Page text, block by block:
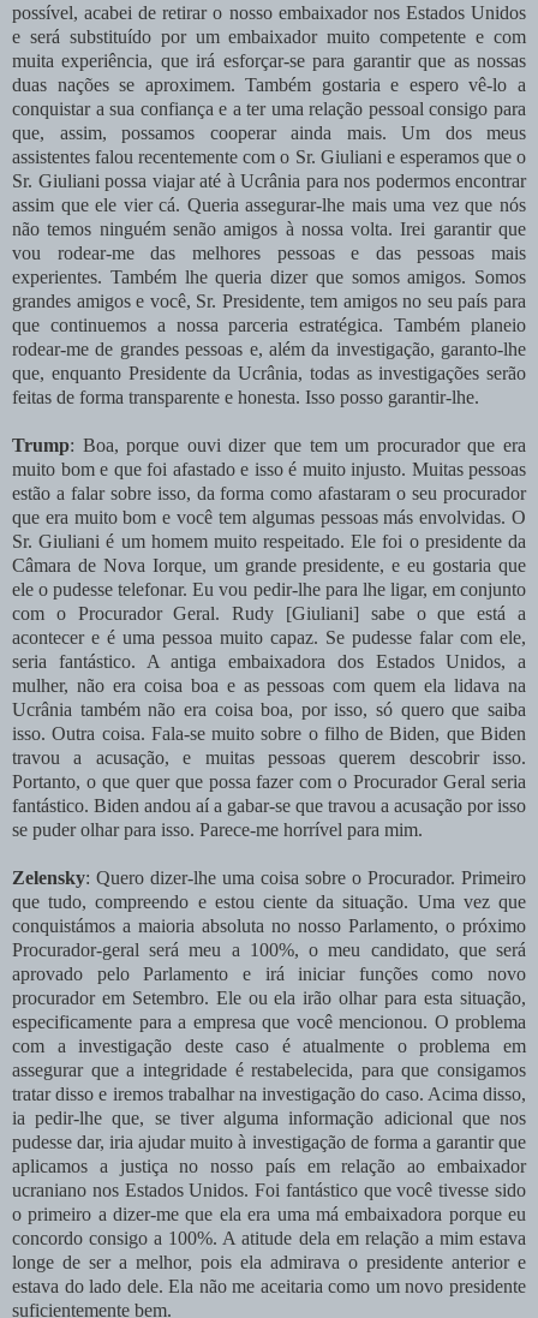
possível, acabei de retirar o nosso embaixador nos Estados Unidos
e será substituído por um embaixador muito competente e com
muita experiência, que irá esforçar-se para garantir que as nossas
duas nações se aproximem. Também gostaria e espero vê-lo a
conquistar a sua confiança e a ter uma relação pessoal consigo para
que, assim, possamos cooperar ainda mais. Um dos meus
assistentes falou recentemente com o Sr. Giuliani e esperamos que o
Sr. Giuliani possa viajar até à Ucrânia para nos podermos encontrar
assim que ele vier cá. Queria assegurar-lhe mais uma vez que nós
não temos ninguém senão amigos à nossa volta. Irei garantir que
vou rodear-me das melhores pessoas e das pessoas mais
experientes. Também lhe queria dizer que somos amigos. Somos
grandes amigos e você, Sr. Presidente, tem amigos no seu país para
que continuemos a nossa parceria estratégica. Também planeio
rodear-me de grandes pessoas e, além da investigação, garanto-lhe
que, enquanto Presidente da Ucrânia, todas as investigações serão
feitas de forma transparente e honesta. Isso posso garantir-lhe.
Trump: Boa, porque ouvi dizer que tem um procurador que era
muito bom e que foi afastado e isso é muito injusto. Muitas pessoas
estão a falar sobre isso, da forma como afastaram o seu procurador
que era muito bom e você tem algumas pessoas más envolvidas. O
Sr. Giuliani é um homem muito respeitado. Ele foi o presidente da
Câmara de Nova Iorque, um grande presidente, e eu gostaria que
ele o pudesse telefonar. Eu vou pedir-lhe para lhe ligar, em conjunto
com o Procurador Geral. Rudy [Giuliani] sabe o que está a
acontecer e é uma pessoa muito capaz. Se pudesse falar com ele,
seria fantástico. A antiga embaixadora dos Estados Unidos, a
mulher, não era coisa boa e as pessoas com quem ela lidava na
Ucrânia também não era coisa boa, por isso, só quero que saiba
isso. Outra coisa. Fala-se muito sobre o filho de Biden, que Biden
travou a acusação, e muitas pessoas querem descobrir isso.
Portanto, o que quer que possa fazer com o Procurador Geral seria
fantástico. Biden andou aí a gabar-se que travou a acusação por isso
se puder olhar para isso. Parece-me horrível para mim.
Zelensky: Quero dizer-lhe uma coisa sobre o Procurador. Primeiro
que tudo, compreendo e estou ciente da situação. Uma vez que
conquistámos a maioria absoluta no nosso Parlamento, o próximo
Procurador-geral será meu a 100%, o meu candidato, que será
aprovado pelo Parlamento e irá iniciar funções como novo
procurador em Setembro. Ele ou ela irão olhar para esta situação,
especificamente para a empresa que você mencionou. O problema
com a investigação deste caso é atualmente o problema em
assegurar que a integridade é restabelecida, para que consigamos
tratar disso e iremos trabalhar na investigação do caso. Acima disso,
ia pedir-lhe que, se tiver alguma informação adicional que nos
pudesse dar, iria ajudar muito à investigação de forma a garantir que
aplicamos a justiça no nosso país em relação ao embaixador
ucraniano nos Estados Unidos. Foi fantástico que você tivesse sido
o primeiro a dizer-me que ela era uma má embaixadora porque eu
concordo consigo a 100%. A atitude dela em relação a mim estava
longe de ser a melhor, pois ela admirava o presidente anterior e
estava do lado dele. Ela não me aceitaria como um novo presidente
suficientemente bem.